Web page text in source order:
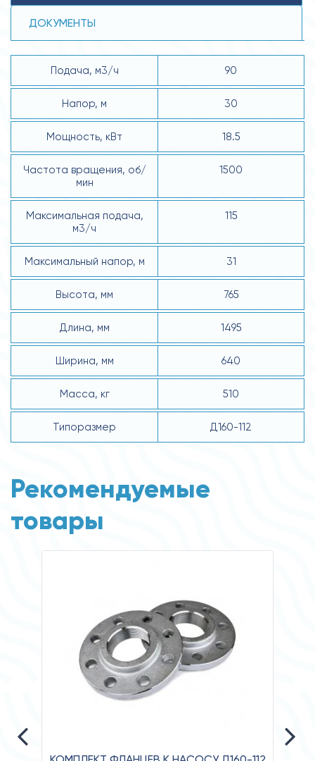
ДОКУМЕНТЫ
Подача, м3/ч 90
Напор, м 30
Мощность, кВт 18.5
Частота вращения, об/
мин
1500
Максимальная подача,
м3/ч
115
Максимальный напор, м 31
Высота, мм 765
Длина, мм 1495
Ширина, мм 640
Масса, кг 510
Типоразмер Д160-112
Рекомендуемые
товары